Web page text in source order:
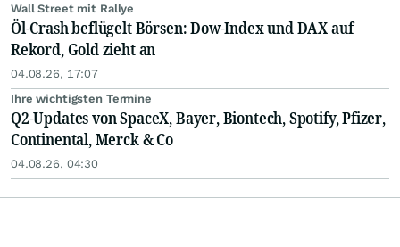
Wall Street mit Rallye
Öl-Crash beflügelt Börsen: Dow-Index und DAX auf
Rekord, Gold zieht an
04.08.26, 17:07
Ihre wichtigsten Termine
Q2-Updates von SpaceX, Bayer, Biontech, Spotify, Pfizer,
Continental, Merck & Co
04.08.26, 04:30